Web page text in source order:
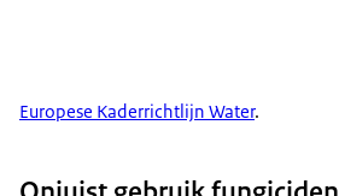
Europese Kaderrichtlijn Water.